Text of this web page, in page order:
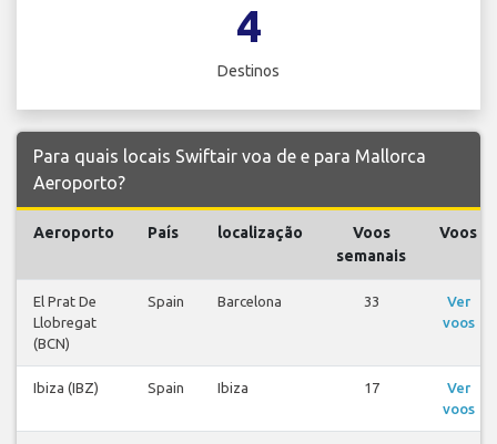
4
Destinos
Para quais locais Swiftair voa de e para Mallorca
Aeroporto?
Aeroporto País localização
Voos
semanais
Voos
El Prat De
Llobregat
(BCN)
Spain Barcelona 33
Ver
voos
Ibiza (IBZ) Spain Ibiza 17
Ver
voos